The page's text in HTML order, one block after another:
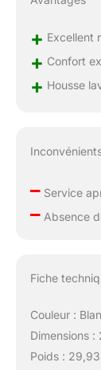
+ Excellent
+ Confort
+ Housse
–Service
–Absence
Fiche
Couleur :
Dimensions
Poids :